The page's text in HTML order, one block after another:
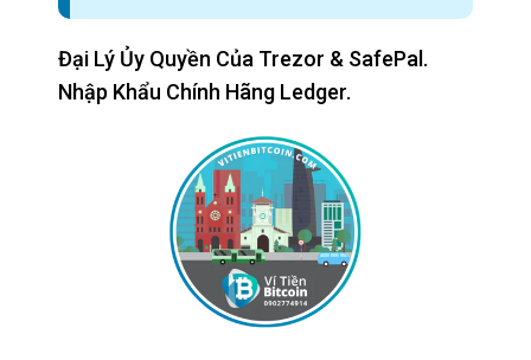
Đại Lý Ủy Quyền Của Trezor & SafePal.
Nhập Khẩu Chính Hãng Ledger.